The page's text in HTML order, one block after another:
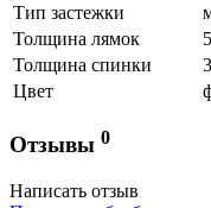
Тип застежки
Толщина лямок
Толщина спинки
Цвет
Отзывы 0
Написать отзыв